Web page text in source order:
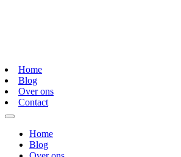
Home
Blog
Over ons
Contact
Home
Blog